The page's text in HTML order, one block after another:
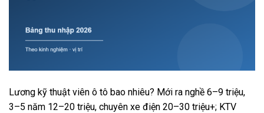
Lương kỹ thuật viên ô tô bao nhiêu? Mới ra nghề 6–9 triệu,
3–5 năm 12–20 triệu, chuyên xe điện 20–30 triệu+; KTV